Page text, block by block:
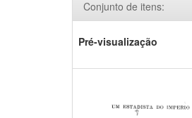
Conjunto de itens:
Pré-visualização